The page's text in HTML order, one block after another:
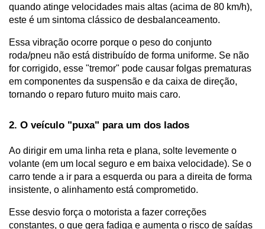
quando atinge velocidades mais altas (acima de 80 km/h),
este é um sintoma clássico de desbalanceamento.
Essa vibração ocorre porque o peso do conjunto
roda/pneu não está distribuído de forma uniforme. Se não
for corrigido, esse "tremor" pode causar folgas prematuras
em componentes da suspensão e da caixa de direção,
tornando o reparo futuro muito mais caro.
2. O veículo "puxa" para um dos lados
Ao dirigir em uma linha reta e plana, solte levemente o
volante (em um local seguro e em baixa velocidade). Se o
carro tende a ir para a esquerda ou para a direita de forma
insistente, o alinhamento está comprometido.
Esse desvio força o motorista a fazer correções
constantes, o que gera fadiga e aumenta o risco de saídas